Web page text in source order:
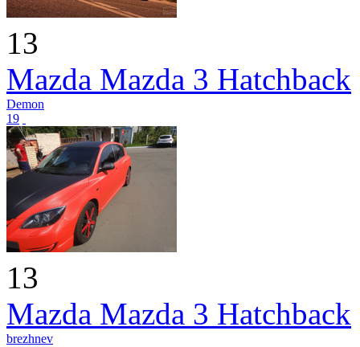
13
Mazda Mazda 3 Hatchback
Demon
19
13
Mazda Mazda 3 Hatchback
brezhnev